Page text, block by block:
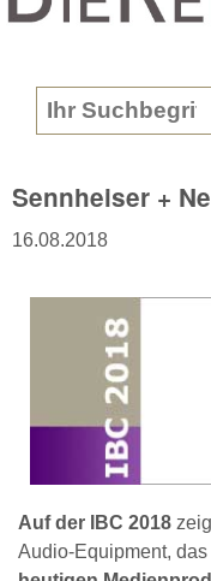
Search
Sennheiser +
16.08.2018
Auf der IBC 2018
Audio-Equipment,